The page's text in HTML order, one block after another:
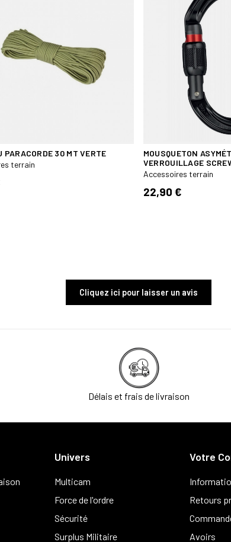
PARACORDE 30 MT VERTE
terrain
MOUSQUETON
VERROUILLAGE
Accessoires terrain
22,90 €
Cliquez ici pour laisser un avis
Délais et frais de livraison
Univers
Multicam
Force de l'ordre
Sécurité
Surplus Militaire
Votre
Retours
Avoirs